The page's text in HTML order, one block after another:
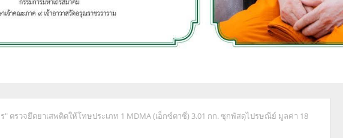
" ตรวจยึดยาเสพติดให้โทษประเภท 1 MDMA (เอ็กซ์ตาซี่) 3.01 กก. ซุกพัสดุไปรษณีย์ มูลค่า 18